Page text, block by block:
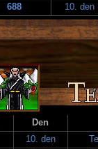
688 10. den
Den
10. den